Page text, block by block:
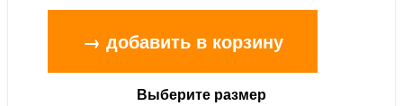
→ добавить в корзину
Выберите размер